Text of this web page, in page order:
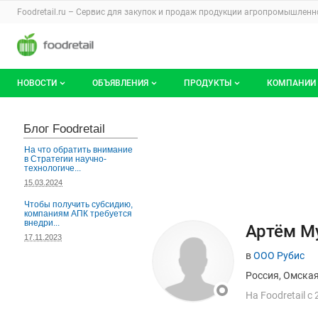
Раздел навигации по сайту
Foodretail.ru – Сервис для закупок и продаж продукции
Авторизация и меню пользователя
Навигация по разделам сайта foodretail.ru
НОВОСТИ
Документы
ОБЪЯВЛЕНИЯ
Мои объявления
ПРОДУКТЫ КОМПАНИИ
Блог Foodretail
На что обратить внимание
в Стратегии научно-
технологиче...
15.03.2024
Чтобы получить субсидию,
компаниям АПК требуется
внедри...
17.11.2023 Страница
Данные Артём
вООО Рубис
Россия,
На Foodretail с